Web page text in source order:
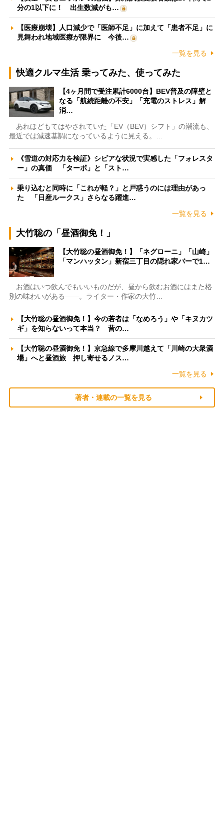
分の1以下に！ 出生数減がも…
【医療崩壊】人口減少で「医師不足」に加えて「患者不足」に
見舞われ地域医療が限界に 今後…
一覧を見る
快適クルマ生活 乗ってみた、使ってみた
【4ヶ月間で受注累計6000台】BEV普及の障壁と
なる「航続距離の不安」「充電のストレス」解
消…
あれほどもてはやされていた「EV（BEV）シフト」の潮流も、
最近では減速基調になっているように見える。…
《雪道の対応力を検証》シビアな状況で実感した「フォレスタ
ー」の真価 「ターボ」と「スト…
乗り込むと同時に「これが軽？」と戸惑うのには理由があっ
た 「日産ルークス」さらなる躍進…
一覧を見る
大竹聡の「昼酒御免！」
【大竹聡の昼酒御免！】「ネグローニ」「山崎」
「マンハッタン」新宿三丁目の隠れ家バーで1…
お酒はいつ飲んでもいいものだが、昼から飲むお酒にはまた格
別の味わいがある――。ライター・作家の大竹…
【大竹聡の昼酒御免！】今の若者は「なめろう」や「キヌカツ
ギ」を知らないって本当？ 昔の…
【大竹聡の昼酒御免！】京急線で多摩川越えて「川崎の大衆酒
場」へと昼酒旅 押し寄せるノス…
一覧を見る
著者・連載の一覧を見る